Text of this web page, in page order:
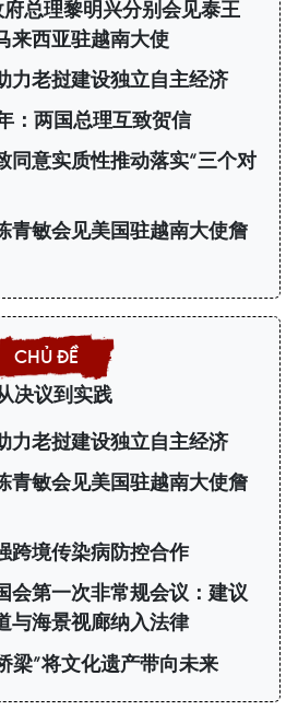
总理黎明兴分别会见泰王
来西亚驻越南大使
力老挝建设独立自主经济
：两国总理互致贺信
同意实质性推动落实“三个对
青敏会见美国驻越南大使詹
决议到实践
力老挝建设独立自主经济
青敏会见美国驻越南大使詹
跨境传染病防控合作
会第一次非常规会议：建议
与海景视廊纳入法律
梁”将文化遗产带向未来